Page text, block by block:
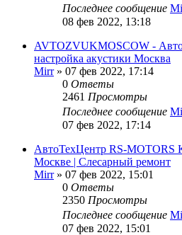
Последнее сообщение
08 фев 2022, 13:18
AVTOZVUKMOSCOW -
настройка акустики Москва
Mirr» 07 фев 2022, 17:14
0 Ответы
2461 Просмотры
Последнее сообщение
07 фев 2022, 17:14
АвтоТехЦентр RS-MOTORS
Москве | Слесарный ремонт
Mirr» 07 фев 2022, 15:01
0 Ответы
2350 Просмотры
Последнее сообщение
07 фев 2022, 15:01